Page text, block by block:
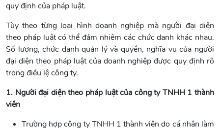
quy định của pháp luật.
Tùy theo từng loại hình doanh nghiệp mà người đại diện
theo pháp luật có thể đảm nhiệm các chức danh khác nhau.
Số lượng, chức danh quản lý và quyền, nghĩa vụ của người
đại diện theo pháp luật của doanh nghiệp được quy định rõ
trong điều lệ công ty.
1. Người đại diện theo pháp luật của công ty TNHH 1 thành
viên
Trường hợp công ty TNHH 1 thành viên do cá nhân làm